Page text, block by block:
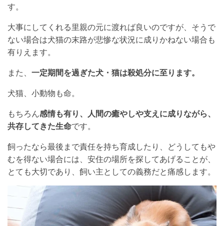
す。
大事にしてくれる里親の元に渡れば良いのですが、そうで
ない場合は犬猫の末路が悲惨な状況に成りかねない場合も
有りえます。
また、 一定期間を過ぎた犬・猫は殺処分に至ります。
犬猫、小動物も命。
もちろん感情も有り、人間の癒やしや支えに成りながら、
共存してきた生命です。
飼ったなら最後まで責任を持ち育成したり、どうしてもや
むを得ない場合には、安住の場所を探してあげることが、
とても大切であり、飼い主としての義務だと痛感します。